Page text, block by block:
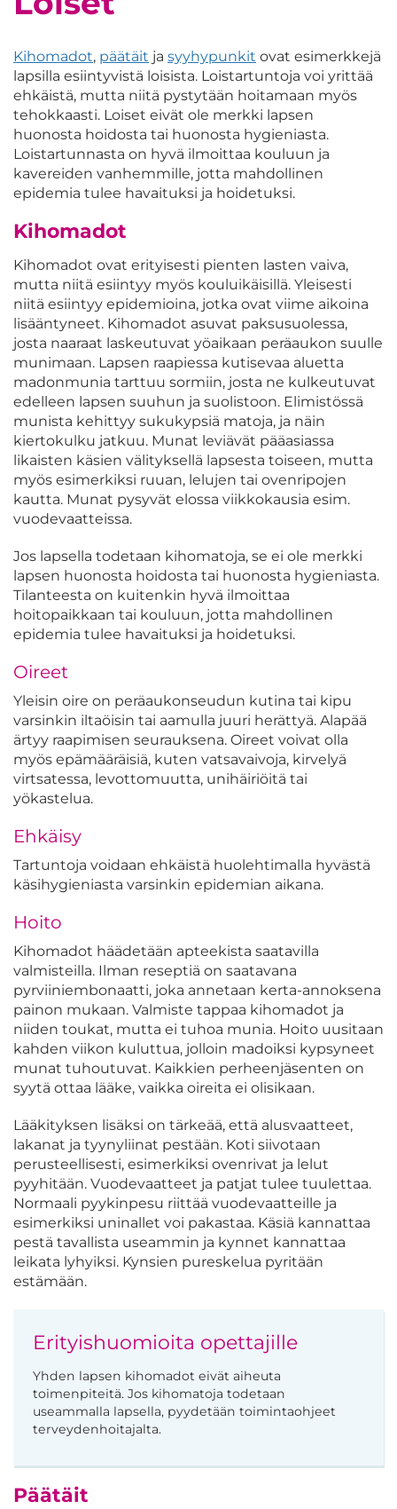
Kihomadot, päätäit ja syyhypunkit ovat esimerkkejä
lapsilla esiintyvistä loisista. Loistartuntoja voi yrittää
ehkäistä, mutta niitä pystytään hoitamaan myös
tehokkaasti. Loiset eivät ole merkki lapsen
huonosta hoidosta tai huonosta hygieniasta.
Loistartunnasta on hyvä ilmoittaa kouluun ja
kavereiden vanhemmille, jotta mahdollinen
epidemia tulee havaituksi ja hoidetuksi.
Kihomadot
Kihomadot ovat erityisesti pienten lasten vaiva,
mutta niitä esiintyy myös kouluikäisillä. Yleisesti
niitä esiintyy epidemioina, jotka ovat viime aikoina
lisääntyneet. Kihomadot asuvat paksusuolessa,
josta naaraat laskeutuvat yöaikaan peräaukon suulle
munimaan. Lapsen raapiessa kutisevaa aluetta
madonmunia tarttuu sormiin, josta ne kulkeutuvat
edelleen lapsen suuhun ja suolistoon. Elimistössä
munista kehittyy sukukypsiä matoja, ja näin
kiertokulku jatkuu. Munat leviävät pääasiassa
likaisten käsien välityksellä lapsesta toiseen, mutta
myös esimerkiksi ruuan, lelujen tai ovenripojen
kautta. Munat pysyvät elossa viikkokausia esim.
vuodevaatteissa.
Jos lapsella todetaan kihomatoja, se ei ole merkki
lapsen huonosta hoidosta tai huonosta hygieniasta.
Tilanteesta on kuitenkin hyvä ilmoittaa
hoitopaikkaan tai kouluun, jotta mahdollinen
epidemia tulee havaituksi ja hoidetuksi.
Oireet
Yleisin oire on peräaukonseudun kutina tai kipu
varsinkin iltaöisin tai aamulla juuri herättyä. Alapää
ärtyy raapimisen seurauksena. Oireet voivat olla
myös epämääräisiä, kuten vatsavaivoja, kirvelyä
virtsatessa, levottomuutta, unihäiriöitä tai
yökastelua.
Ehkäisy
Tartuntoja voidaan ehkäistä huolehtimalla hyvästä
käsihygieniasta varsinkin epidemian aikana.
Hoito
Kihomadot häädetään apteekista saatavilla
valmisteilla. Ilman reseptiä on saatavana
pyrviiniembonaatti, joka annetaan kerta-annoksena
painon mukaan. Valmiste tappaa kihomadot ja
niiden toukat, mutta ei tuhoa munia. Hoito uusitaan
kahden viikon kuluttua, jolloin madoiksi kypsyneet
munat tuhoutuvat. Kaikkien perheenjäsenten on
syytä ottaa lääke, vaikka oireita ei olisikaan.
Lääkityksen lisäksi on tärkeää, että alusvaatteet,
lakanat ja tyynyliinat pestään. Koti siivotaan
perusteellisesti, esimerkiksi ovenrivat ja lelut
pyyhitään. Vuodevaatteet ja patjat tulee tuulettaa.
Normaali pyykinpesu riittää vuodevaatteille ja
esimerkiksi uninallet voi pakastaa. Käsiä kannattaa
pestä tavallista useammin ja kynnet kannattaa
leikata lyhyiksi. Kynsien pureskelua pyritään
estämään.
Erityishuomioita opettajille
Yhden lapsen kihomadot eivät aiheuta
toimenpiteitä. Jos kihomatoja todetaan
useammalla lapsella, pyydetään toimintaohjeet
terveydenhoitajalta.
Päätäit